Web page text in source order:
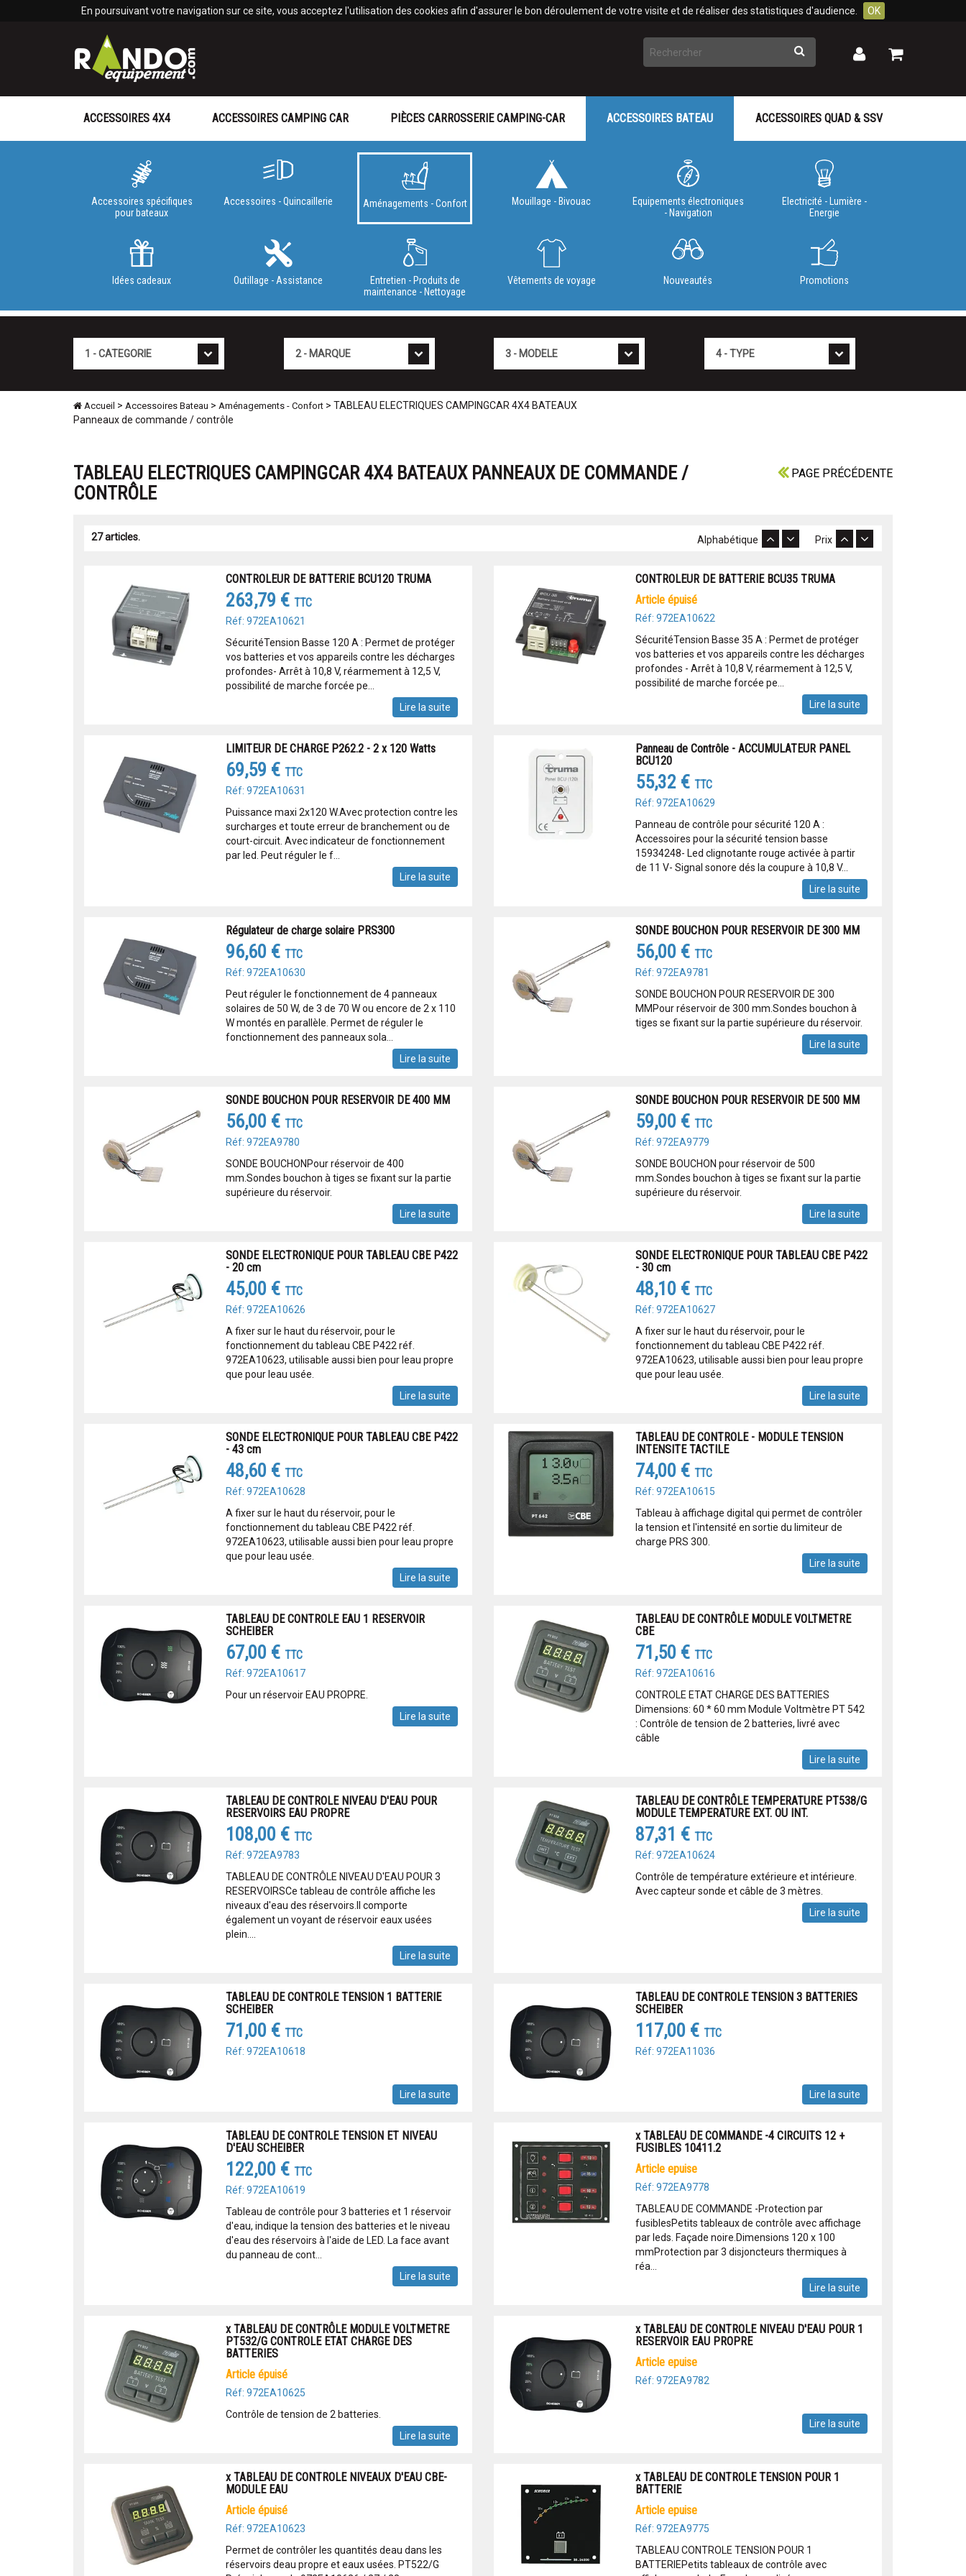
En poursuivant votre navigation sur ce site, vous acceptez l'utilisation des cookies afin d'assurer le bon déroulement de votre visite et de réaliser des statistiques d'audience. OK
Rechercher Mon
Mon
ACCESSOIRES 4X4 ACCESSOIRES CAMPING CAR PIÈCES CARROSSERIE CAMPING-CAR ACCESSOIRES BATEAU
Accessoires spécifiques
pour bateaux
Accessoires - Quincaillerie Aménagements - Confort Mouillage - Bivouac
Equipements électroniques
- Navigation
Electricité - Lumière -
Energie
Idées cadeaux Outillage - Assistance
Entretien - Produits de
maintenance - Nettoyage
Vêtements de voyage Nouveautés Promotions
ACCESSOIRES QUAD & SSV
Accueil > Accessoires Bateau > Aménagements - Confort > TABLEAU ELECTRIQUES CAMPINGCAR 4X4 BATEAUX
Panneaux de commande / contrôle
PAGE PRÉCÉDENTE
TABLEAU ELECTRIQUES CAMPINGCAR 4X4 BATEAUX PANNEAUX DE COMMANDE /
CONTRÔLE
27 articles. Prix
Alphabétique
CONTROLEUR DE BATTERIE BCU120 TRUMA
263,79 € TTC
Réf: 972EA10621
SécuritéTension Basse 120 A : Permet de protéger
vos batteries et vos appareils contre les décharges
profondes- Arrêt à 10,8 V, réarmement à 12,5 V,
possibilité de marche forcée pe...
Lire la suite
CONTROLEUR DE BATTERIE BCU35 TRUMA
article épuisé
Réf: 972EA10622
SécuritéTension Basse 35 A : Permet de protéger
vos batteries et vos appareils contre les décharges
profondes - Arrêt à 10,8 V, réarmement à 12,5 V,
possibilité de marche forcée pe...
Lire la suite
LIMITEUR DE CHARGE P262.2 - 2 x 120 Watts
69,59 € TTC
Réf: 972EA10631
Puissance maxi 2x120 W.Avec protection contre les
surcharges et toute erreur de branchement ou de
court-circuit. Avec indicateur de fonctionnement
par led. Peut réguler le f...
Lire la suite
Panneau de Contrôle - ACCUMULATEUR PANEL
BCU120
55,32 € TTC
Réf: 972EA10629
Panneau de contrôle pour sécurité 120 A :
Accessoires pour la sécurité tension basse
15934248- Led clignotante rouge activée à partir
de 11 V- Signal sonore dés la coupure à 10,8 V...
Lire la suite
Régulateur de charge solaire PRS300
96,60 € TTC
Réf: 972EA10630
Peut réguler le fonctionnement de 4 panneaux
solaires de 50 W, de 3 de 70 W ou encore de 2 x 110
W montés en parallèle. Permet de réguler le
fonctionnement des panneaux sola...
Lire la suite
SONDE BOUCHON POUR RESERVOIR DE 300 MM
56,00 € TTC
Réf: 972EA9781
SONDE BOUCHON POUR RESERVOIR DE 300
MMPour réservoir de 300 mm.Sondes bouchon à
tiges se fixant sur la partie supérieure du réservoir.
Lire la suite
SONDE BOUCHON POUR RESERVOIR DE 400 MM
56,00 € TTC
Réf: 972EA9780
SONDE BOUCHONPour réservoir de 400
mm.Sondes bouchon à tiges se fixant sur la partie
supérieure du réservoir.
Lire la suite
SONDE BOUCHON POUR RESERVOIR DE 500 MM
59,00 € TTC
Réf: 972EA9779
SONDE BOUCHON pour réservoir de 500
mm.Sondes bouchon à tiges se fixant sur la partie
supérieure du réservoir.
Lire la suite
SONDE ELECTRONIQUE POUR TABLEAU CBE P422
- 20 cm
45,00 € TTC
Réf: 972EA10626
A fixer sur le haut du réservoir, pour le
fonctionnement du tableau CBE P422 réf.
972EA10623, utilisable aussi bien pour leau propre
que pour leau usée.
Lire la suite
SONDE ELECTRONIQUE POUR TABLEAU CBE P422
- 30 cm
48,10 € TTC
Réf: 972EA10627
A fixer sur le haut du réservoir, pour le
fonctionnement du tableau CBE P422 réf.
972EA10623, utilisable aussi bien pour leau propre
que pour leau usée.
Lire la suite
SONDE ELECTRONIQUE POUR TABLEAU CBE P422
- 43 cm
48,60 € TTC
Réf: 972EA10628
A fixer sur le haut du réservoir, pour le
fonctionnement du tableau CBE P422 réf.
972EA10623, utilisable aussi bien pour leau propre
que pour leau usée.
Lire la suite
TABLEAU DE CONTROLE - MODULE TENSION
INTENSITE TACTILE
74,00 € TTC
Réf: 972EA10615
Tableau à affichage digital qui permet de contrôler
la tension et l'intensité en sortie du limiteur de
charge PRS 300.
Lire la suite
TABLEAU DE CONTROLE EAU 1 RESERVOIR
SCHEIBER
67,00 € TTC
Réf: 972EA10617
Pour un réservoir EAU PROPRE.
Lire la suite
TABLEAU DE CONTRÔLE MODULE VOLTMETRE
CBE
71,50 € TTC
Réf: 972EA10616
CONTROLE ETAT CHARGE DES BATTERIES
Dimensions: 60 * 60 mm Module Voltmètre PT 542
: Contrôle de tension de 2 batteries, livré avec
câble
Lire la suite
TABLEAU DE CONTROLE NIVEAU D'EAU POUR
RESERVOIRS EAU PROPRE
108,00 € TTC
Réf: 972EA9783
TABLEAU DE CONTRÔLE NIVEAU D'EAU POUR 3
RESERVOIRSCe tableau de contrôle affiche les
niveaux d'eau des réservoirs.Il comporte
également un voyant de réservoir eaux usées
plein....
Lire la suite
TABLEAU DE CONTRÔLE TEMPERATURE PT538/G
MODULE TEMPERATURE EXT. OU INT.
87,31 € TTC
Réf: 972EA10624
Contrôle de température extérieure et intérieure.
Avec capteur sonde et câble de 3 mètres.
Lire la suite
TABLEAU DE CONTROLE TENSION 1 BATTERIE
SCHEIBER
71,00 € TTC
Réf: 972EA10618
Lire la suite
TABLEAU DE CONTROLE TENSION 3 BATTERIES
SCHEIBER
117,00 € TTC
Réf: 972EA11036
Lire la suite
TABLEAU DE CONTROLE TENSION ET NIVEAU
D'EAU SCHEIBER
122,00 € TTC
Réf: 972EA10619
Tableau de contrôle pour 3 batteries et 1 réservoir
d'eau, indique la tension des batteries et le niveau
d'eau des réservoirs à l'aide de LED. La face avant
du panneau de cont...
Lire la suite
x TABLEAU DE COMMANDE -4 CIRCUITS 12 +
FUSIBLES 10411.2
article epuise
Réf: 972EA9778
TABLEAU DE COMMANDE -Protection par
fusiblesPetits tableaux de contrôle avec affichage
par leds. Façade noire.Dimensions 120 x 100
mmProtection par 3 disjoncteurs thermiques à
réa...
Lire la suite
x TABLEAU DE CONTRÔLE MODULE VOLTMETRE
PT532/G CONTROLE ETAT CHARGE DES
BATTERIES
article épuisé
Réf: 972EA10625
Contrôle de tension de 2 batteries.
Lire la suite
x TABLEAU DE CONTROLE NIVEAU D'EAU POUR 1
RESERVOIR EAU PROPRE
article epuise
Réf: 972EA9782
Lire la suite
x TABLEAU DE CONTROLE NIVEAUX D'EAU CBE-
MODULE EAU
article épuisé
Réf: 972EA10623
Permet de contrôler les quantités deau dans les
réservoirs deau propre et eaux usées. PT522/G
x TABLEAU DE CONTROLE TENSION POUR 1
BATTERIE
article epuise
Réf: 972EA9775
TABLEAU CONTROLE TENSION POUR 1
BATTERIEPetits tableaux de contrôle avec
Panneau de gestion des cookies